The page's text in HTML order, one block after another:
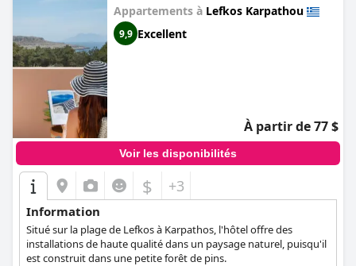
Appartements à Lefkos Karpathou
9,9 Excellent
À partir de 77 $
Voir les disponibilités
$ +3
Information
Situé sur la plage de Lefkos à Karpathos, l'hôtel offre des
installations de haute qualité dans un paysage naturel, puisqu'il
est construit dans une petite forêt de pins.